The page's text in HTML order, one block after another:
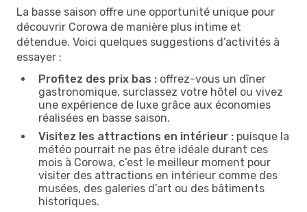
La basse saison offre une opportunité unique pour
découvrir Corowa de manière plus intime et
détendue. Voici quelques suggestions d’activités à
essayer :
Profitez des prix bas : offrez-vous un dîner
gastronomique, surclassez votre hôtel ou vivez
une expérience de luxe grâce aux économies
réalisées en basse saison.
Visitez les attractions en intérieur : puisque la
météo pourrait ne pas être idéale durant ces
mois à Corowa, c’est le meilleur moment pour
visiter des attractions en intérieur comme des
musées, des galeries d’art ou des bâtiments
historiques.